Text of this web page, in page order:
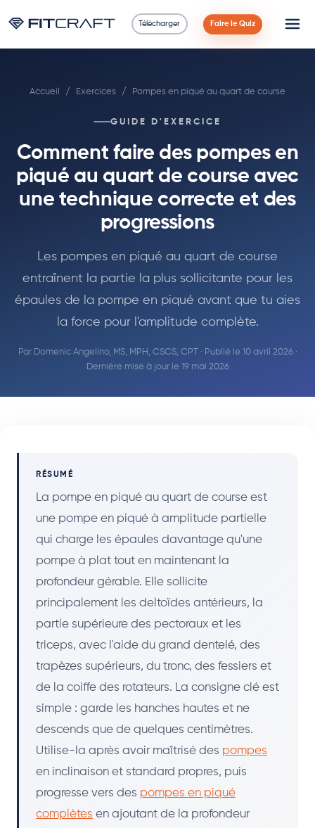
Télécharger Faire le Quiz
Guides
90 Jours
Exercices
Calculatrices
Accueil / Exercices / Pompes en piqué au quart de course
GUIDE D'EXERCICE
Comment faire des pompes en
piqué au quart de course avec
une technique correcte et des
progressions
Les pompes en piqué au quart de course
entraînent la partie la plus sollicitante pour les
épaules de la pompe en piqué avant que tu aies
la force pour l'amplitude complète.
Par Domenic Angelino, MS, MPH, CSCS, CPT· Publié le 10 avril 2026 ·
Dernière mise à jour le 19 mai 2026
RÉSUMÉ
La pompe en piqué au quart de course est
une pompe en piqué à amplitude partielle
qui charge les épaules davantage qu'une
pompe à plat tout en maintenant la
profondeur gérable. Elle sollicite
principalement les deltoïdes antérieurs, la
partie supérieure des pectoraux et les
triceps, avec l'aide du grand dentelé, des
trapèzes supérieurs, du tronc, des fessiers et
de la coiffe des rotateurs. La consigne clé est
simple : garde les hanches hautes et ne
descends que de quelques centimètres.
Utilise-la après avoir maîtrisé des pompes
en inclinaison et standard propres, puis
progresse vers des pompes en piqué
complètes en ajoutant de la profondeur